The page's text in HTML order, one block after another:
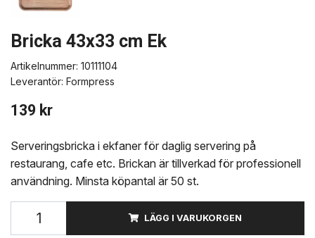
Bricka 43x33 cm Ek
Artikelnummer: 10111104
Leverantör: Formpress
139 kr
Serveringsbricka i ekfaner för daglig servering på
restaurang, cafe etc. Brickan är tillverkad för professionell
användning. Minsta köpantal är 50 st.
LÄGG I VARUKORGEN